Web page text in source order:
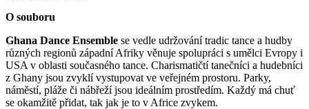
O souboru
Ghana Dance Ensemble se vedle udržování tradic tance a hudby
různých regionů západní Afriky věnuje spolupráci s umělci Evropy i
USA v oblasti současného tance. Charismatičtí tanečníci a hudebníci
z Ghany jsou zvyklí vystupovat ve veřejném prostoru. Parky,
náměstí, pláže či nábřeží jsou ideálním prostředím. Každý má chuť
se okamžitě přidat, tak jak je to v Africe zvykem.